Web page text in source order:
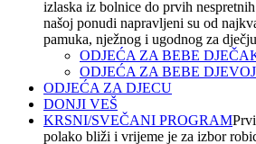
izlaska iz bolnice do prvih
našoj ponudi napravljeni su od
pamuka, nježnog i ugodnog za
ODJEĆA ZA BEBE
ODJEĆA ZA BEBE
ODJEĆA ZA DJECU
DONJI VEŠ
KRSNI/SVEČANI PROGRAM
polako bliži i vrijeme je za izbor